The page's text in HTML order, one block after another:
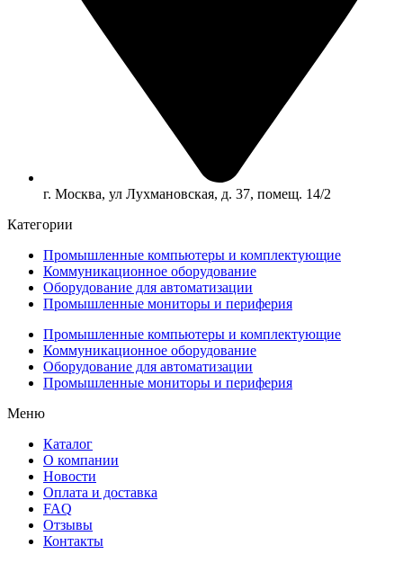
г. Москва, ул Лухмановская, д. 37, помещ. 14/2
Категории
Промышленные компьютеры и комплектующие
Коммуникационное оборудование
Оборудование для автоматизации
Промышленные мониторы и периферия
Промышленные компьютеры и комплектующие
Коммуникационное оборудование
Оборудование для автоматизации
Промышленные мониторы и периферия
Меню
Каталог
О компании
Новости
Оплата и доставка
FAQ
Отзывы
Контакты